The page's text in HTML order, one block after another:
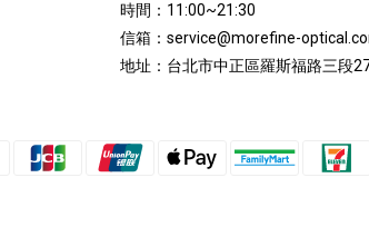
時間：11:00~21:30
信箱： service@morefine-
地址： 台北市中正區羅斯福路三段